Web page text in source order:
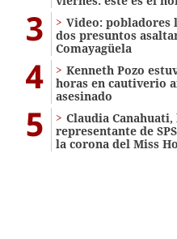
3
Video: pobladores
dos presuntos
Comayagüela
4
Kenneth Pozo
horas en cautiverio
asesinado
5
Claudia Canahuati,
representante de
la corona del Miss